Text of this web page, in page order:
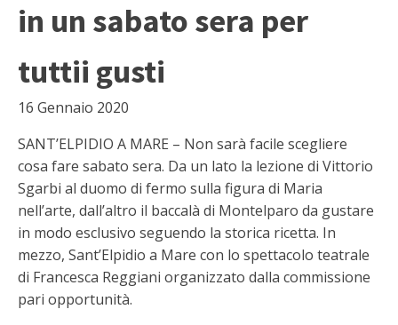
in un sabato sera per
tuttii gusti
16 Gennaio 2020
SANT’ELPIDIO A MARE – Non sarà facile scegliere
cosa fare sabato sera. Da un lato la lezione di Vittorio
Sgarbi al duomo di fermo sulla figura di Maria
nell’arte, dall’altro il baccalà di Montelparo da gustare
in modo esclusivo seguendo la storica ricetta. In
mezzo, Sant’Elpidio a Mare con lo spettacolo teatrale
di Francesca Reggiani organizzato dalla commissione
pari opportunità.